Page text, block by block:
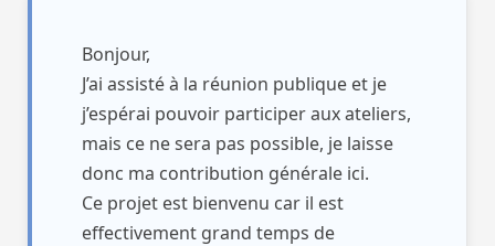
Bonjour,
J’ai assisté à la réunion publique et je
j’espérai pouvoir participer aux ateliers,
mais ce ne sera pas possible, je laisse
donc ma contribution générale ici.
Ce projet est bienvenu car il est
effectivement grand temps de